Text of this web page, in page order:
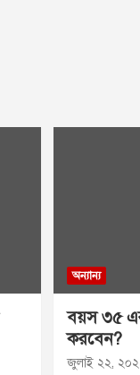
অন্যান্য
বয়স ৩৫ এর
করবেন?
জুলাই ২২,